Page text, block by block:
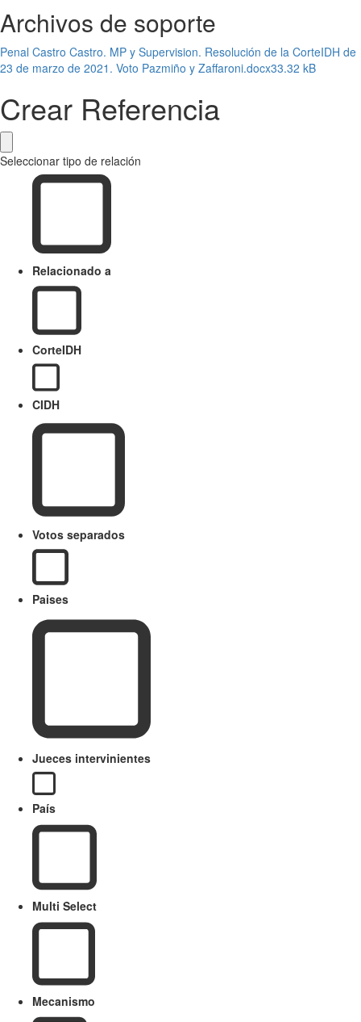
Archivos de soporte
Penal Castro Castro. MP y Supervision. Resolución de la CorteIDH de
23 de marzo de 2021. Voto Pazmiño y Zaffaroni.docx33.32 kB
Crear Referencia
Seleccionar tipo de relación
Relacionado a
CorteIDH
CIDH
Votos separados
Paises
Jueces intervinientes
País
Multi Select
Mecanismo